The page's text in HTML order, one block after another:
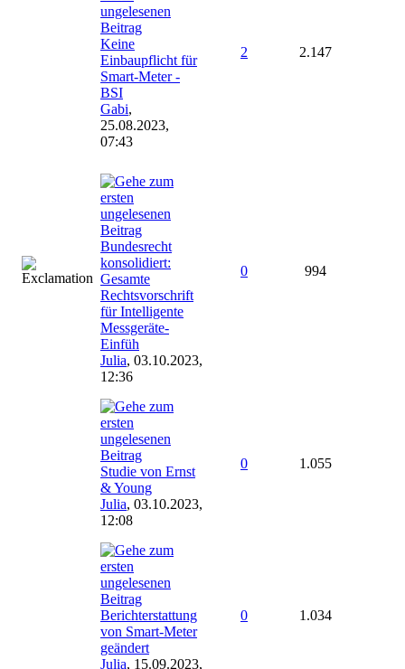
Keine
Einbaupflicht für
Smart-Meter -
BSI
Gabi,
25.08.2023,
07:43
2 2.147
Bundesrecht
konsolidiert:
Gesamte
Rechtsvorschrift
für Intelligente
Messgeräte-
Einfüh
Julia, 03.10.2023,
12:36
0 994
Studie von Ernst
& Young
Julia, 03.10.2023,
12:08
0 1.055
Berichterstattung
von Smart-Meter
geändert
Julia, 15.09.2023,
0 1.034